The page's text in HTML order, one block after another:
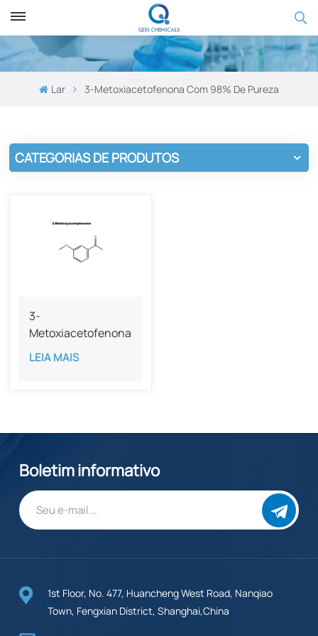
Lar 3-Metoxiacetofenona Com 98% De Pureza
CATEGORIAS DE PRODUTOS
3-
Metoxiacetofenona
com pureza de 98%
CAS 586-37-8
LEIA MAIS
Boletim informativo
1st Floor, No. 477, Huancheng West Road, Nanqiao
Town, Fengxian District, Shanghai,China